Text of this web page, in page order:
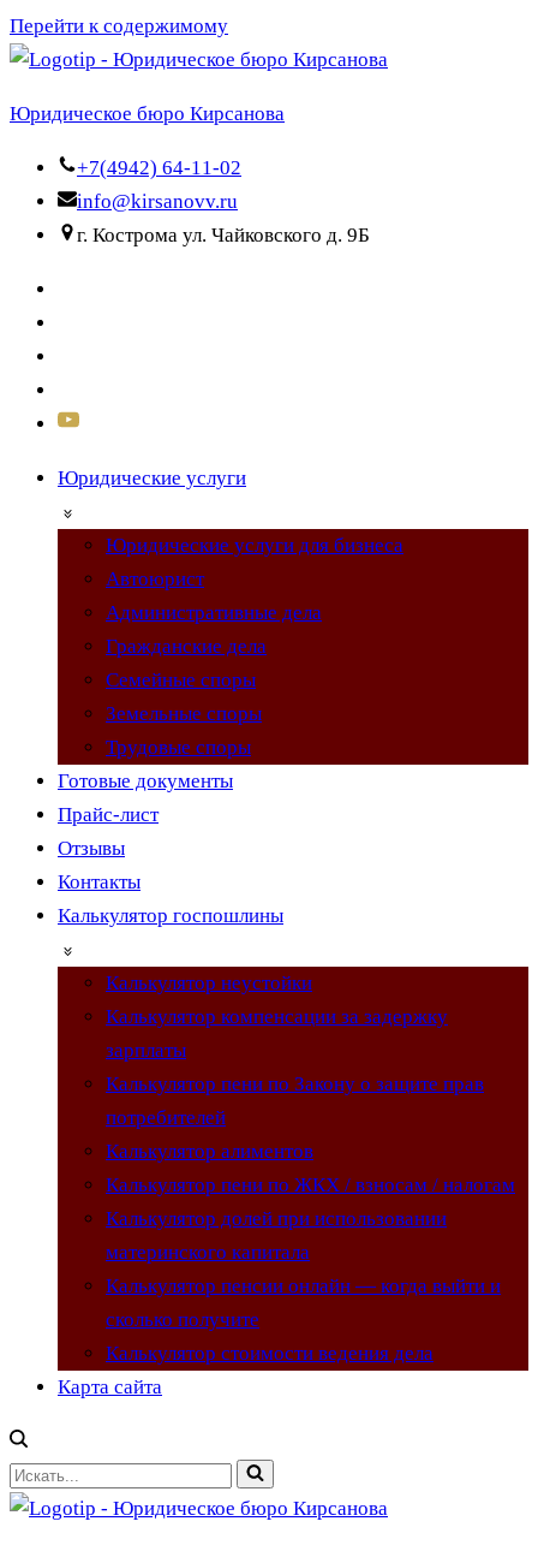
Перейти к содержимому
Юридическое бюро Кирсанова
+7(4942) 64-11-02
info@kirsanovv.ru
г. Кострома ул. Чайковского д. 9Б
Юридические услуги
Юридические услуги для бизнеса
Автоюрист
Административные дела
Гражданские дела
Семейные споры
Земельные споры
Трудовые споры
Готовые документы
Прайс-лист
Отзывы
Контакты
Калькулятор госпошлины
Калькулятор неустойки
Калькулятор компенсации за задержку
зарплаты
Калькулятор пени по Закону о защите прав
потребителей
Калькулятор алиментов
Калькулятор пени по ЖКХ / взносам / налогам
Калькулятор долей при использовании
материнского капитала
Калькулятор пенсии онлайн — когда выйти и
сколько получите
Калькулятор стоимости ведения дела
Карта сайта
Искать...